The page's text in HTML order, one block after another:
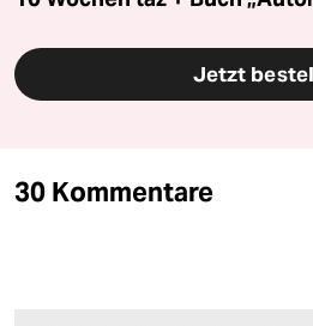
Jetzt
30 Kommentare